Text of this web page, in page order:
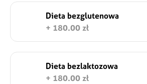
Dieta bezglutenowa
+ 180.00 zł
Dieta bezlaktozowa
+ 180.00 zł